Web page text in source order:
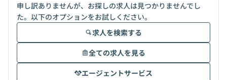
申し訳ありませんが、お探しの求人は見つかりませんでし
た。以下のオプションをお試しください。
求人を検索する
全ての求人を見る
エージェントサービス